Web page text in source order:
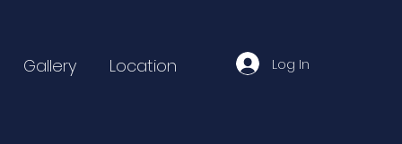
Gallery Location Log In